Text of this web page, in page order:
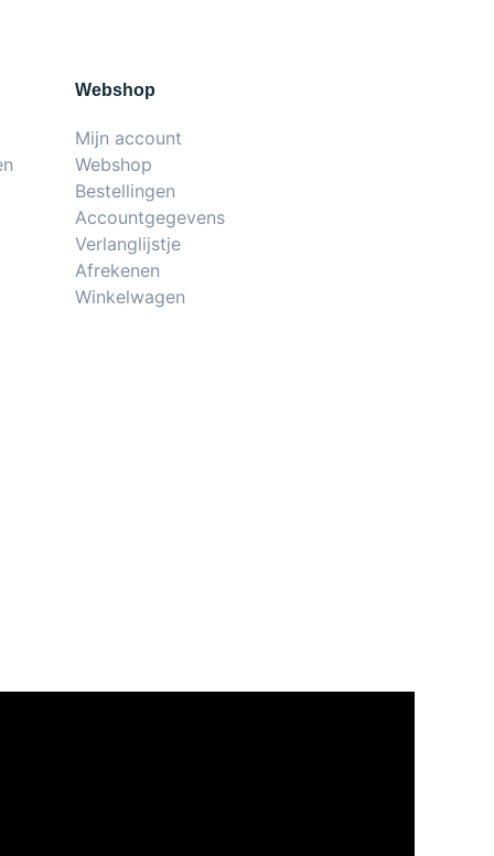
Webshop
Mijn account
Webshop
Bestellingen
Accountgegevens
Verlanglijstje
Afrekenen
Winkelwagen